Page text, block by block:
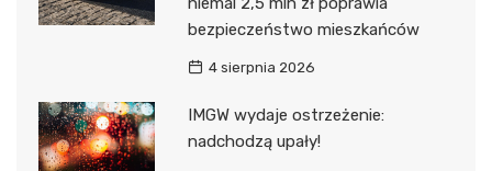
bezpieczeństwo mieszkańców
4 sierpnia 2026
IMGW wydaje ostrzeżenie:
nadchodzą upały!